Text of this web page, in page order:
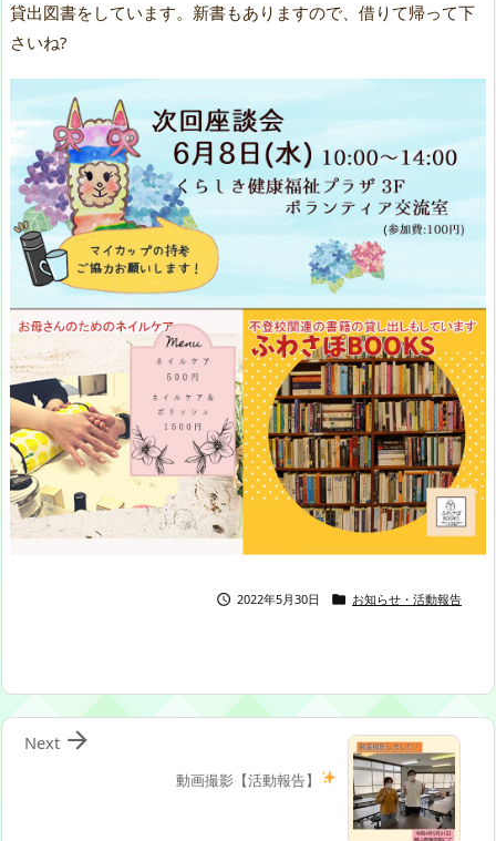
貸出図書をしています。新書もありますので、借りて帰って下
さいね?
 2022年5月30日  お知らせ・活動報告
動画撮影【活動報告】

Next